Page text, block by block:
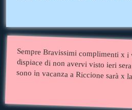
Sempre Bravissimi complimenti x
dispiace di non avervi visto ieri sera
sono in vacanza a Riccione sarà x